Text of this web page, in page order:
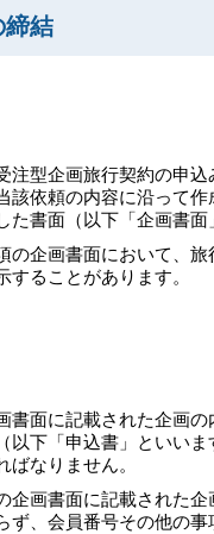
締結
注型企画旅行契約の申
該依頼の内容に沿って
た書面（以下「企画書面
の企画書面において、
することがあります。
書面に記載された企画
以下「申込書」といい
ばなりません。
企画書面に記載された
ず、会員番号その他の事